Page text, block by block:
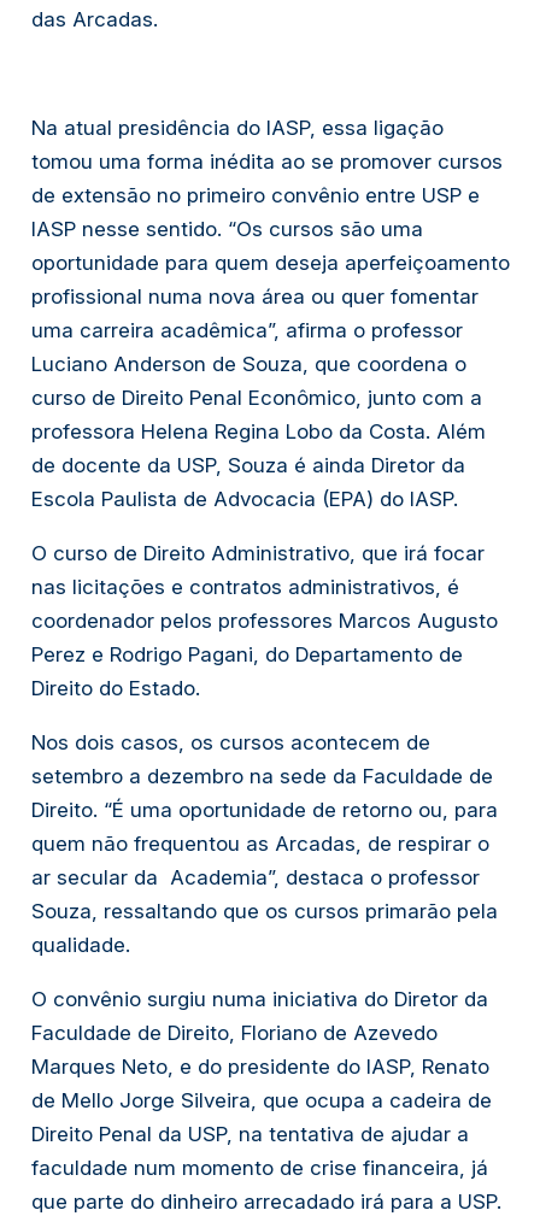
das Arcadas.
Na atual presidência do IASP, essa ligação
tomou uma forma inédita ao se promover cursos
de extensão no primeiro convênio entre USP e
IASP nesse sentido. “Os cursos são uma
oportunidade para quem deseja aperfeiçoamento
profissional numa nova área ou quer fomentar
uma carreira acadêmica”, afirma o professor
Luciano Anderson de Souza, que coordena o
curso de Direito Penal Econômico, junto com a
professora Helena Regina Lobo da Costa. Além
de docente da USP, Souza é ainda Diretor da
Escola Paulista de Advocacia (EPA) do IASP.
O curso de Direito Administrativo, que irá focar
nas licitações e contratos administrativos, é
coordenador pelos professores Marcos Augusto
Perez e Rodrigo Pagani, do Departamento de
Direito do Estado.
Nos dois casos, os cursos acontecem de
setembro a dezembro na sede da Faculdade de
Direito. “É uma oportunidade de retorno ou, para
quem não frequentou as Arcadas, de respirar o
ar secular da  Academia”, destaca o professor
Souza, ressaltando que os cursos primarão pela
qualidade.
O convênio surgiu numa iniciativa do Diretor da
Faculdade de Direito, Floriano de Azevedo
Marques Neto, e do presidente do IASP, Renato
de Mello Jorge Silveira, que ocupa a cadeira de
Direito Penal da USP, na tentativa de ajudar a
faculdade num momento de crise financeira, já
que parte do dinheiro arrecadado irá para a USP.